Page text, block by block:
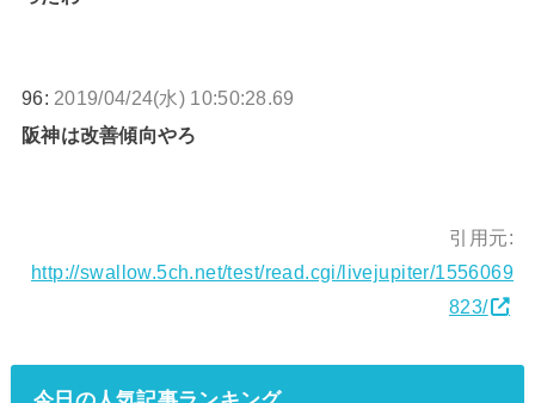
96: 2019/04/24(水) 10:50:28.69
阪神は改善傾向やろ
引用元:
http://swallow.5ch.net/test/read.cgi/livejupiter/1556069
823/